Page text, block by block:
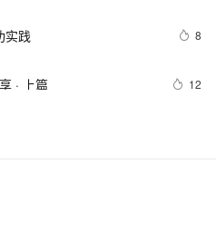
实践 8
· 上篇 12
战Kubectl创建
（1）